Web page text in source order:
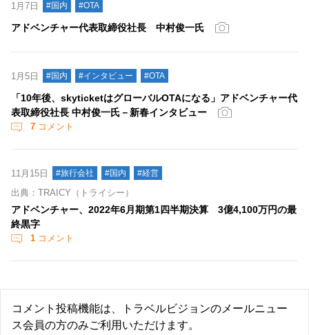
1月7日 #国内 #OTA
アドベンチャー代表取締役社長 中村俊一氏
1月5日 #国内 #インタビュー #OTA
「10年後、skyticketはグローバルOTAになる」アドベンチャー代
表取締役社長 中村俊一氏－新春インタビュー
7 コメント
11月15日 #旅行会社 #国内 #経営
出典：TRAICY（トライシー）
アドベンチャー、2022年6月期第1四半期決算 3億4,100万円の最
終黒字
1 コメント
コメント投稿機能は、トラベルビジョンのメールニュー
ス会員の方のみご利用いただけます。